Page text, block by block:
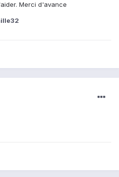
Merci d'avance